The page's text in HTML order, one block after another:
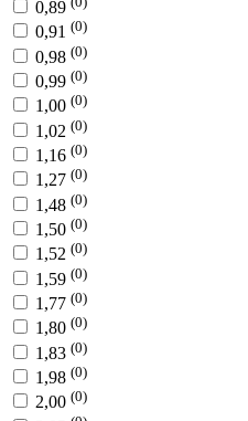
0,89
0,91 (0)
0,98 (0)
0,99 (0)
1,00 (0)
1,02 (0)
1,16 (0)
1,27 (0)
1,48 (0)
1,50 (0)
1,52 (0)
1,59 (0)
1,77 (0)
1,80 (0)
1,83 (0)
1,98 (0)
2,00 (0)